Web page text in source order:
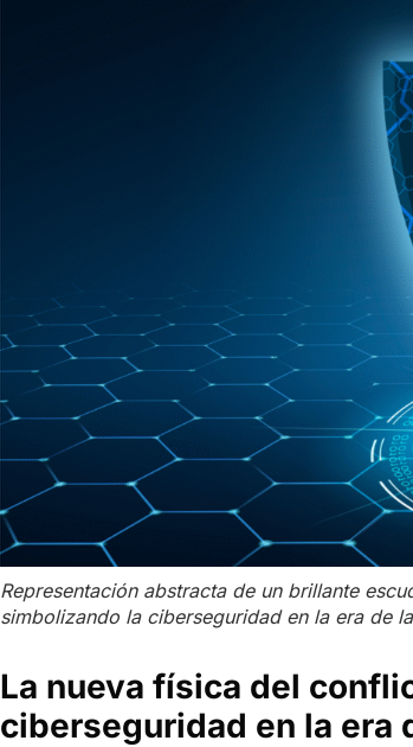
Representación abstracta de un brillante
simbolizando la ciberseguridad en la era de
La nueva física del
ciberseguridad en la era